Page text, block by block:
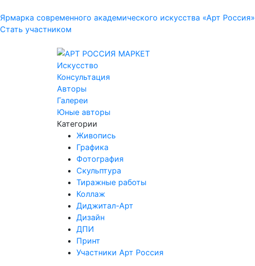
Ярмарка современного академического искусства «Арт Россия»
Стать участником
Искусство
Консультация
Авторы
Галереи
Юные авторы
Категории
Живопись
Графика
Фотография
Скульптура
Тиражные работы
Коллаж
Диджитал-Арт
Дизайн
ДПИ
Принт
Участники Арт Россия